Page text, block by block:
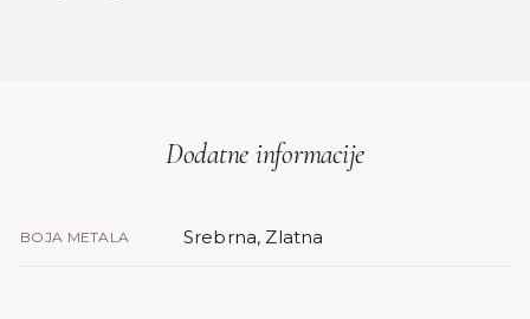
Dodatne informacije
BOJA METALA Srebrna, Zlatna